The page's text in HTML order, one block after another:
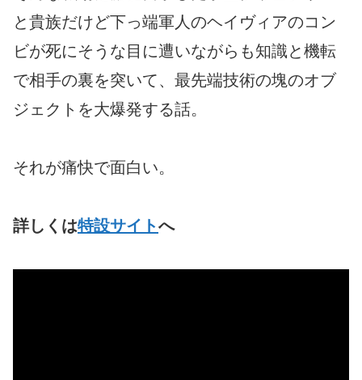
と貴族だけど下っ端軍人のヘイヴィアのコン
ビが死にそうな目に遭いながらも知識と機転
で相手の裏を突いて、最先端技術の塊のオブ
ジェクトを大爆発する話。
それが痛快で面白い。
詳しくは特設サイトへ